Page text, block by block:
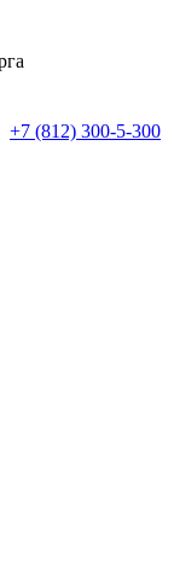
+7 (812) 300-5-300